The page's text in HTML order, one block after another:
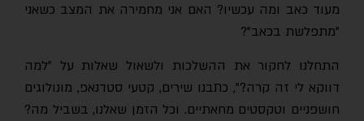
מעוד כאב ומה עכשיו? האם אני מחמירה את המצב כשאני
"מתפלשת בכאב"?
התחלנו לחקור את ההשלכות ולשאול שאלות על "למה
דווקא לי זה קרה?", כתבנו שירים, קטעי סטדנאפ, מונולוגים
חושפניים וטקסטים מחאתיים. וכל הזמן שאלנו, בשביל מה?